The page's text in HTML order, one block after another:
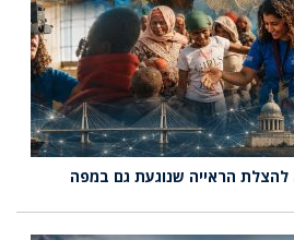
להצלת הראייה שנוגעת גם במפה